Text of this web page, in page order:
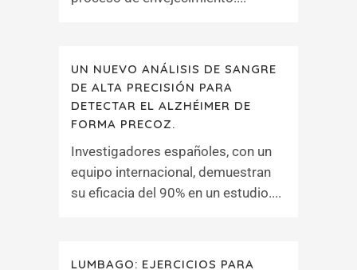
UN NUEVO ANÁLISIS DE SANGRE
DE ALTA PRECISIÓN PARA
DETECTAR EL ALZHÉIMER DE
FORMA PRECOZ.
Investigadores españoles, con un
equipo internacional, demuestran
su eficacia del 90% en un estudio....
LUMBAGO: EJERCICIOS PARA